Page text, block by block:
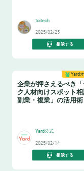
toitech
2025/02/25
相談する
Yard
企業が押さえるべき「
ク人材向けスポット相
副業・複業」の活用術
Yard公式
2025/02/14
相談する